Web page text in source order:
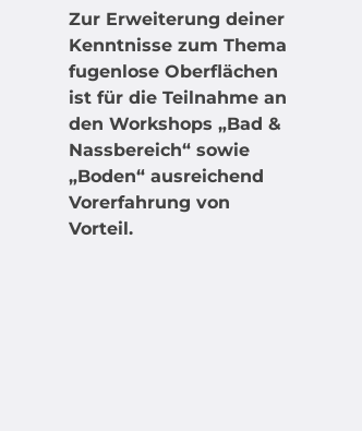
Zur Erweiterung deiner
Kenntnisse zum Thema
fugenlose Oberflächen
ist für die Teilnahme an
den Workshops „Bad &
Nassbereich“ sowie
„Boden“ ausreichend
Vorerfahrung von
Vorteil.